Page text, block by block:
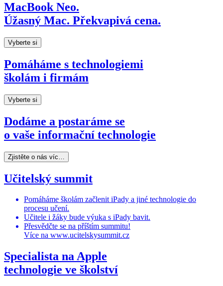
MacBook Neo.
Úžasný Mac. Překvapivá cena.
Vyberte si
Pomáháme s technologiemi
školám i firmám
Vyberte si
Dodáme a postaráme se
o vaše informační technologie
Zjistěte o nás víc…
Učitelský summit
Pomáháme školám začlenit iPady a jiné technologie do
procesu učení.
Učitele i žáky bude výuka s iPady bavit.
Přesvědčte se na příštím summitu!
Více na www.ucitelskysummit.cz
Specialista na Apple
technologie ve školství